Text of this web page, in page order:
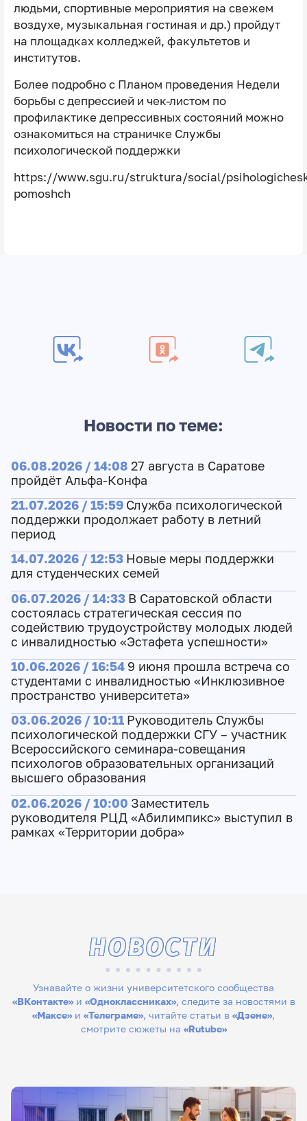
людьми, спортивные мероприятия на свежем
воздухе, музыкальная гостиная и др.) пройдут
на площадках колледжей, факультетов и
институтов.
Более подробно с Планом проведения Недели
борьбы с депрессией и чек-листом по
профилактике депрессивных состояний можно
ознакомиться на страничке Службы
психологической поддержки
https://www.sgu.ru/struktura/social/
pomoshch
Новости по теме:
06.08.2026 / 14:08 27 августа в Саратове
пройдёт Альфа-Конфа
21.07.2026 / 15:59 Служба психологической
поддержки продолжает работу в летний
период
14.07.2026 / 12:53 Новые меры поддержки
для студенческих семей
06.07.2026 / 14:33 В Саратовской области
состоялась стратегическая сессия по
содействию трудоустройству молодых людей
с инвалидностью «Эстафета успешности»
10.06.2026 / 16:54 9 июня прошла встреча со
студентами с инвалидностью «Инклюзивное
пространство университета»
03.06.2026 / 10:11 Руководитель Службы
психологической поддержки СГУ – участник
Всероссийского семинара-совещания
психологов образовательных организаций
высшего образования
02.06.2026 / 10:00 Заместитель
руководителя РЦД «Абилимпикс» выступил в
рамках «Территории добра»
Узнавайте о жизни университетского сообщества
«ВКонтакте»и «Одноклассниках», следите за новостями в
«Максе» и «Телеграме», читайте статьи в «Дзене»,
смотрите сюжеты на «Rutube»
НОВОСТИ